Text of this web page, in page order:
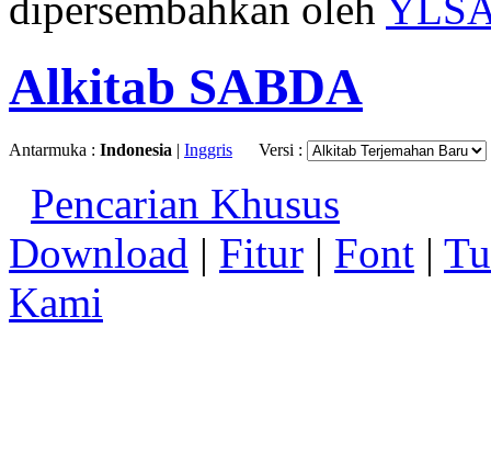
Alkitab SABDA
Antarmuka : Indonesia | Inggris Versi :
Pencarian Khusus
Download | Fitur | Font |
Kami